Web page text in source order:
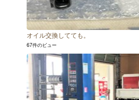
オイル交換してても。
67件のビュー